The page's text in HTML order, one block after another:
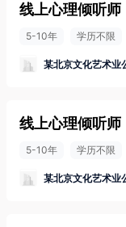
线上心理倾听师
5-10年 学历不限
某北京文化艺术业
线上心理倾听师
5-10年 学历不限
某北京文化艺术业